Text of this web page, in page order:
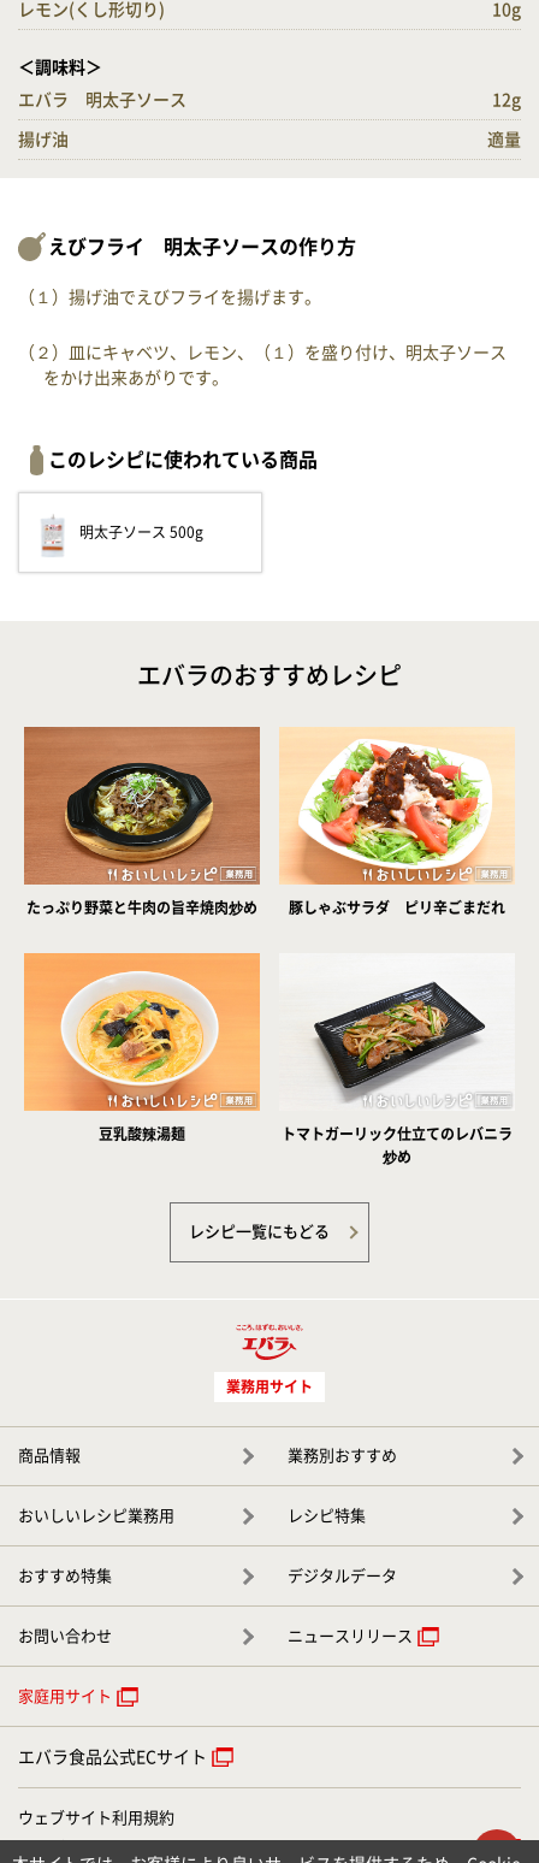
レモン(くし形切り) 10g
＜調味料＞
エバラ 明太子ソース
12g
揚げ油 適量
えびフライ 明太子ソースの作り方
（１）揚げ油でえびフライを揚げます。
（２）皿にキャベツ、レモン、（１）を盛り付け、明太子ソース
をかけ出来あがりです。
このレシピに使われている商品
明太子ソース 500g
エバラのおすすめレシピ
たっぷり野菜と牛肉の旨辛焼肉炒め 豚しゃぶサラダ ピリ辛ごまだれ
豆乳酸辣湯麺
トマトガーリック仕立てのレバニラ
炒め
レシピ一覧にもどる
業務用サイト
商品情報 業務別おすすめ
おいしいレシピ業務用 レシピ特集
おすすめ特集 デジタルデータ
お問い合わせ ニュースリリース
家庭用サイト
エバラ食品公式ECサイト
ウェブサイト利用規約